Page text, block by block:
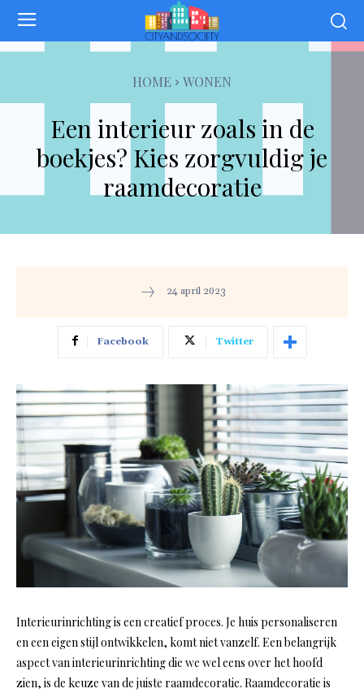
HOME WONEN
Een interieur zoals in de
boekjes? Kies zorgvuldig je
raamdecoratie
24 april 2023
Facebook Twitter
Interieurinrichting is een creatief proces. Je huis personaliseren
en een eigen stijl ontwikkelen, komt niet vanzelf. Een belangrijk
aspect van interieurinrichting die we wel eens over het hoofd
zien, is de keuze van de juiste raamdecoratie. Raamdecoratie is